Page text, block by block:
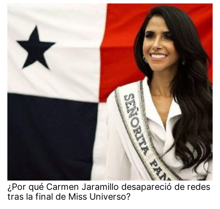
¿Por qué Carmen Jaramillo desapareció de redes
tras la final de Miss Universo?